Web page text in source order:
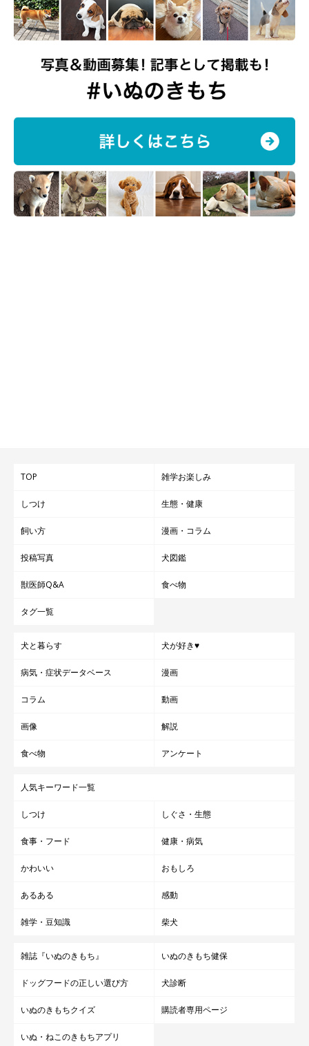
TOP 雑学お楽しみ
しつけ 生態・健康
飼い方 漫画・コラム
投稿写真 犬図鑑
獣医師Q&A 食べ物
タグ一覧
犬と暮らす 犬が好き♥
病気・症状データベース 漫画
コラム 動画
画像 解説
食べ物 アンケート
人気キーワード一覧
しつけ しぐさ・生態
食事・フード 健康・病気
かわいい おもしろ
あるある 感動
雑学・豆知識 柴犬
雑誌『いぬのきもち』 いぬのきもち健保
ドッグフードの正しい選び方 犬診断
いぬのきもちクイズ 購読者専用ページ
いぬ・ねこのきもちアプリ